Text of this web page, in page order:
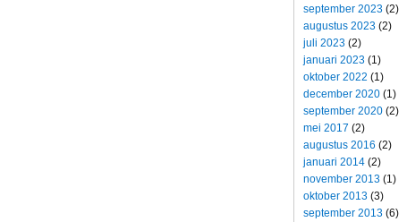
september 2023 (2)
augustus 2023 (2)
juli 2023 (2)
januari 2023 (1)
oktober 2022 (1)
december 2020 (1)
september 2020 (2)
mei 2017 (2)
augustus 2016 (2)
januari 2014 (2)
november 2013 (1)
oktober 2013 (3)
september 2013 (6)